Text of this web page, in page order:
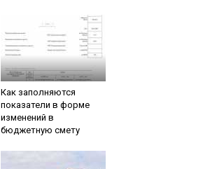
Как заполняются
показатели в форме
изменений в
бюджетную смету